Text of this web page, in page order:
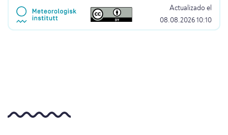
Actualizado el
08.08.2026 10:10